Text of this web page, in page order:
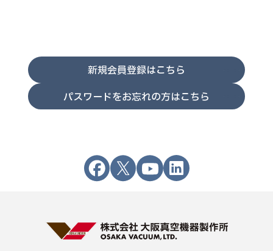
新規会員登録はこちら
パスワードをお忘れの方はこちら